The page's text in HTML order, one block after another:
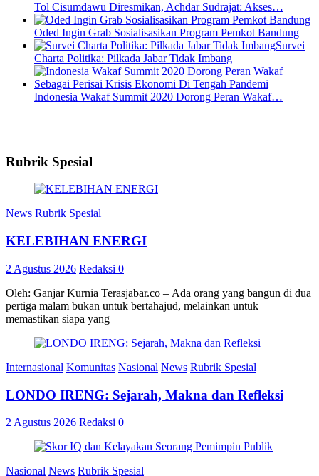
Tol Cisumdawu Diresmikan, Achdar Sudrajat: Akses…
Oded Ingin Grab Sosialisasikan Program Pemkot Bandung
Survei
Charta Politika: Pilkada Jabar Tidak Imbang
Indonesia Wakaf Summit 2020 Dorong Peran Wakaf…
Rubrik Spesial
News Rubrik Spesial
KELEBIHAN ENERGI
2 Agustus 2026 Redaksi 0
Oleh: Ganjar Kurnia Terasjabar.co – Ada orang yang bangun di dua
pertiga malam bukan untuk bertahajud, melainkan untuk
memastikan siapa yang
Internasional Komunitas Nasional News Rubrik Spesial
LONDO IRENG: Sejarah, Makna dan Refleksi
2 Agustus 2026 Redaksi 0
Nasional News Rubrik Spesial